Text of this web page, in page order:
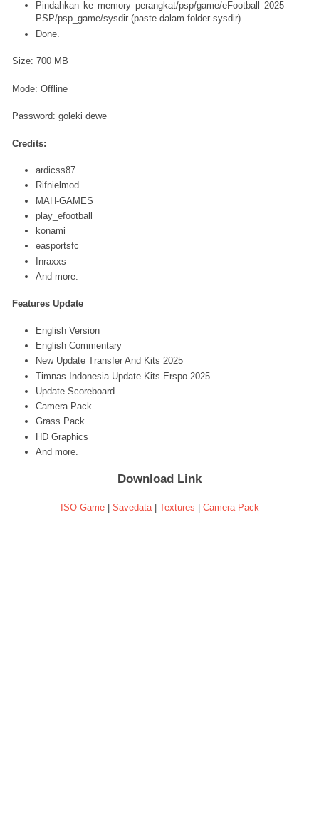
Pindahkan ke memory perangkat/psp/game/eFootball 2025
PSP/psp_game/sysdir (paste dalam folder sysdir).
Done.
Size: 700 MB
Mode: Offline
Password: goleki dewe
Credits:
ardicss87‬
‪Rifnielmod‬
‪MAH-GAMES‬
‪play_efootball‬
‪konami‬
‪easportsfc‬
Inraxxs
And more.
Features Update
English Version
English Commentary
New Update Transfer And Kits 2025
Timnas Indonesia Update Kits Erspo 2025
Update Scoreboard
Camera Pack
Grass Pack
HD Graphics
And more.
Download Link
ISO Game| Savedata| Textures Camera Pack